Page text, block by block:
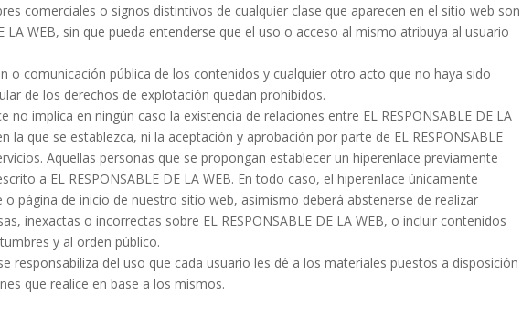
comerciales o signos distintivos de cualquier clase que aparecen en el sitio web son
LA WEB, sin que pueda entenderse que el uso o acceso al mismo atribuya al usuario
o comunicación pública de los contenidos y cualquier otro acto que no haya sido
de los derechos de explotación quedan prohibidos.
no implica en ningún caso la existencia de relaciones entre EL RESPONSABLE DE LA
la que se establezca, ni la aceptación y aprobación por parte de EL RESPONSABLE
Aquellas personas que se propongan establecer un hiperenlace previamente
a EL RESPONSABLE DE LA WEB. En todo caso, el hiperenlace únicamente
página de inicio de nuestro sitio web, asimismo deberá abstenerse de realizar
inexactas o incorrectas sobre EL RESPONSABLE DE LA WEB, o incluir contenidos
y al orden público.
responsabiliza del uso que cada usuario les dé a los materiales puestos a disposición
que realice en base a los mismos.